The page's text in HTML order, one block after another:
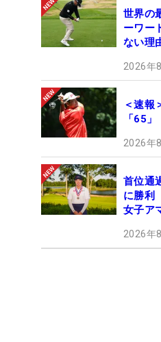
世界の
ーワー
ない理
2026年
＜速報
「65
2026年
首位通
に勝利
女子ア
2026年